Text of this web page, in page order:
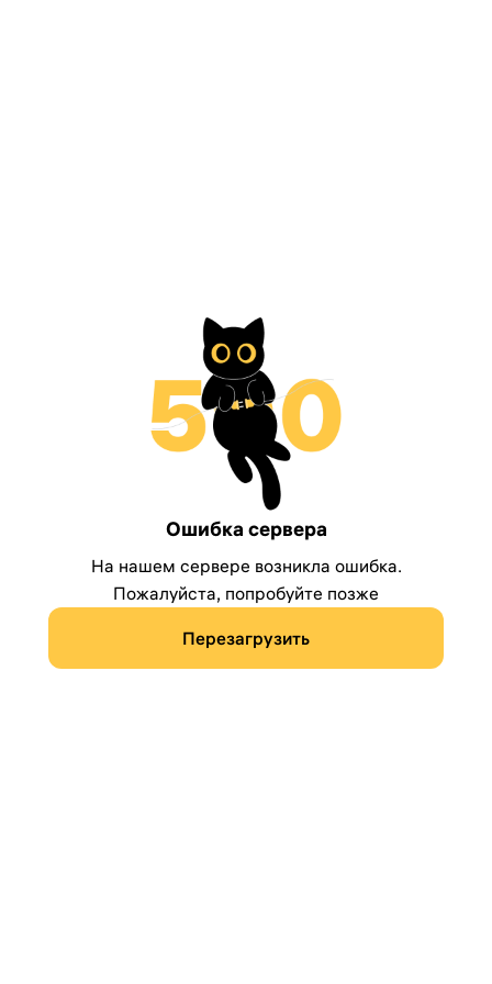
Ошибка сервера
На нашем сервере возникла ошибка.
Пожалуйста, попробуйте позже
Перезагрузить